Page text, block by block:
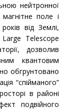
нейтронної
поле і
від Землі,
Telescope
дозволив
квантовим
обгрунтовано
“спійманого”
в районі
подвійного